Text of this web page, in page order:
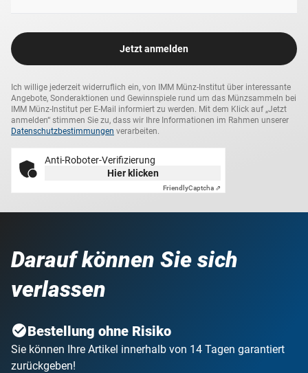
Jetzt anmelden
Ich willige jederzeit widerruflich ein, von IMM Münz-Institut über interessante
Angebote, Sonderaktionen und Gewinnspiele rund um das Münzsammeln bei
IMM Münz-Institut per E-Mail informiert zu werden. Mit dem Klick auf „Jetzt
anmelden“ stimmen Sie zu, dass wir Ihre Informationen im Rahmen unserer
Datenschutzbestimmungen verarbeiten.
Anti-Roboter-Verifizierung
Hier klicken
FriendlyCaptcha ⇗
Darauf können Sie sich
verlassen
Bestellung ohne Risiko
Sie können Ihre Artikel innerhalb von 14 Tagen garantiert
zurückgeben!